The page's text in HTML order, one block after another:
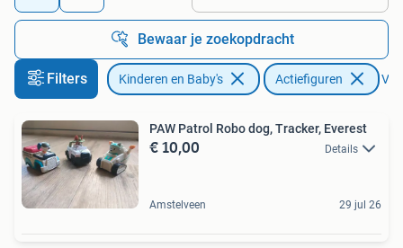
Bewaar je zoekopdracht
Filters Kinderen en Baby's Actiefiguren
PAW Patrol Robo dog, Tracker, Everest
€ 10,00 Details
Amstelveen 29 jul 26